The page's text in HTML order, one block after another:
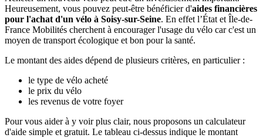
Heureusement, vous pouvez peut-être bénéficier d'aides financières
pour l'achat d'un vélo à Soisy-sur-Seine. En effet l’État et Île-de-
France Mobilités cherchent à encourager l'usage du vélo car c'est un
moyen de transport écologique et bon pour la santé.
Le montant des aides dépend de plusieurs critères, en particulier :
le type de vélo acheté
le prix du vélo
les revenus de votre foyer
Pour vous aider à y voir plus clair, nous proposons un calculateur
d'aide simple et gratuit. Le tableau ci-dessus indique le montant